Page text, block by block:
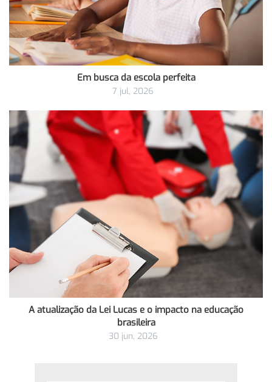
Em busca da escola perfeita
7 jul, 2026
A atualização da Lei Lucas e o impacto na educação
brasileira
30 jun, 2026